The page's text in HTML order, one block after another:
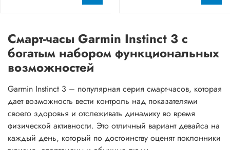
Смарт-часы Garmin Instinct 3 с
богатым набором функциональных
возможностей
Garmin Instinct 3 – популярная серия смарт-часов, которая
дает возможность вести контроль над показателями
своего здоровья и отслеживать динамику во время
физической активности. Это отличный вариант девайса на
каждый день, который по достоинству оценят поклонники